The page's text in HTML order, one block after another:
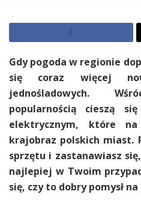
Gdy pogoda w regionie
się coraz więcej
jednośladowych.
popularnością cieszą
elektrycznym, które
krajobraz polskich miast.
sprzętu i zastanawiasz
najlepiej w Twoim
się, czy to dobry pomysł